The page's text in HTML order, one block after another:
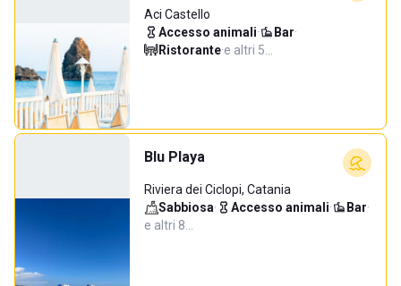
Aci Castello
Accesso animali· Bar·
Ristorante·e altri 5…
Blu Playa
Riviera dei Ciclopi, Catania
Sabbiosa· Accesso animali· Bar·
e altri 8…